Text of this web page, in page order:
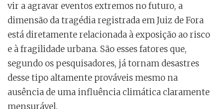
vir a agravar eventos extremos no futuro, a
dimensão da tragédia registrada em Juiz de Fora
está diretamente relacionada à exposição ao risco
e à fragilidade urbana. São esses fatores que,
segundo os pesquisadores, já tornam desastres
desse tipo altamente prováveis mesmo na
ausência de uma influência climática claramente
mensurável.